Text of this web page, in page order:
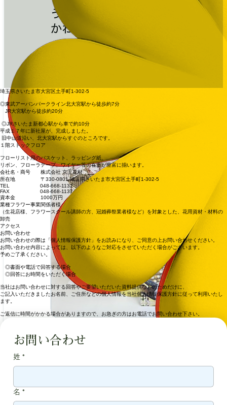
埼玉県さいたま市大宮区土手町1-302-5
◎東武アーバンパークライン北大宮駅から徒歩約7分
JR大宮駅から徒歩約20分
◎JRさいたま新都心駅から車で約10分
平成１７年に新社屋が、完成しました。
旧中山道沿い、北大宮駅からすぐのところです。
１階ストックフロア
フローリスト用のバスケット、ラッピング紙、
リボン、フローラテープ、ワイヤー等の在庫が豊富に揃います。
会社名・商号 株式会社 京王花材
所在地 〒330-0801 埼玉県さいたま市大宮区土手町1-302-5
TEL 048-668-1132
FAX 048-668-1137
資本金 1000万円
業種フラワー事業関係者様
（生花店様、フラワースクール講師の方、冠婚葬祭業者様など）を対象とした、花用資材・材料の
卸売
アクセス
お問い合わせ
お問い合わせの際は「個人情報保護方針」をお読みになり、ご同意の上お問い合わせください。
お問い合わせ内容によっては、以下のようなご対応をさせていただく場合がございます。
予めご了承ください。
◎書面や電話で回答する場合
◎回答にお時間をいただく場合
当社はお問い合わせに対する回答やご要望いただいた資料提供などのためだけに、
ご記入いただきましたお名前、ご住所などの個人情報を当社個人情報保護方針に従って利用いたし
ます。
お問い合わせ